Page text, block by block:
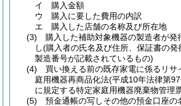
イ
購入金額
ウ
購入に要した費用の内訳
エ
購入した店舗の名称及び所在地
(3)
購入した補助対象機器の製造者が発
し(購入者の氏名及び住所、保証書の発
製造番号が記載されているもの)
(4)
買い換える前の既存家電に係るリサ
庭用機器再商品化法(平成10年法律第
に規定する特定家庭用機器廃棄物管理
(5)
預金通帳の写しその他の預金口座の